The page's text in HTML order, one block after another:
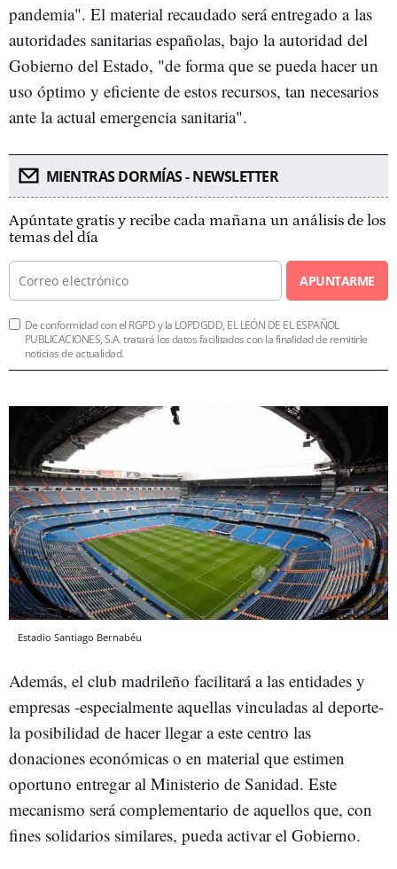
pandemia". El material recaudado será entregado a las
autoridades sanitarias españolas, bajo la autoridad del
Gobierno del Estado, "de forma que se pueda hacer un
uso óptimo y eficiente de estos recursos, tan necesarios
ante la actual emergencia sanitaria".
MIENTRAS DORMÍAS - NEWSLETTER
Apúntate gratis y recibe cada mañana un análisis de los
temas del día
APUNTARME
De conformidad con el RGPD y la LOPDGDD, EL LEÓN DE EL ESPAÑOL
PUBLICACIONES, S.A. tratará los datos facilitados con la finalidad de remitirle
noticias de actualidad.
Estadio Santiago Bernabéu
Además, el club madrileño facilitará a las entidades y
empresas -especialmente aquellas vinculadas al deporte-
la posibilidad de hacer llegar a este centro las
donaciones económicas o en material que estimen
oportuno entregar al Ministerio de Sanidad. Este
mecanismo será complementario de aquellos que, con
fines solidarios similares, pueda activar el Gobierno.